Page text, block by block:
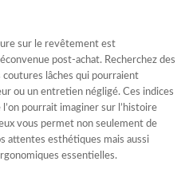
sur le revêtement est
post-achat. Recherchez des
coutures lâches qui pourraient
ou un entretien négligé. Ces indices
pourrait imaginer sur l’histoire
vous permet non seulement de
attentes esthétiques mais aussi
essentielles.